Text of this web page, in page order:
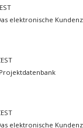
elektronische
elektronische